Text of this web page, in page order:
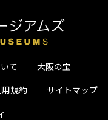
て
大阪の宝
規約
サイトマップ